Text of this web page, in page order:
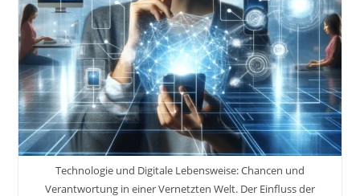
Personal
Trainer
Fotos
Ink.
37
Bildideen
Zum
Thema
Fitness
Technologie und Digitale Lebensweise: Chancen und
Verantwortung in einer Vernetzten Welt. Der Einfluss der